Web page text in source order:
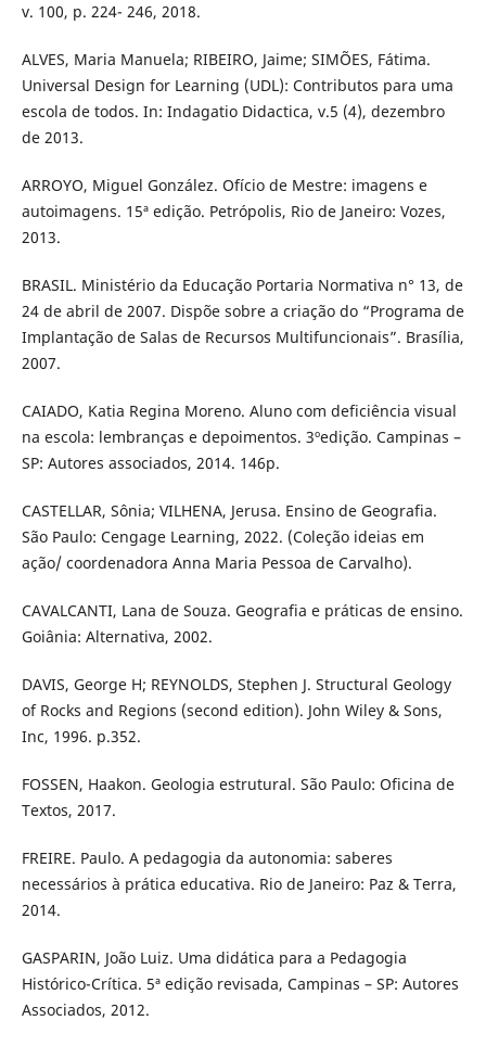
v. 100, p. 224- 246, 2018.
ALVES, Maria Manuela; RIBEIRO, Jaime; SIMÕES, Fátima.
Universal Design for Learning (UDL): Contributos para uma
escola de todos. In: Indagatio Didactica, v.5 (4), dezembro
de 2013.
ARROYO, Miguel González. Ofício de Mestre: imagens e
autoimagens. 15ª edição. Petrópolis, Rio de Janeiro: Vozes,
2013.
BRASIL. Ministério da Educação Portaria Normativa n° 13, de
24 de abril de 2007. Dispõe sobre a criação do “Programa de
Implantação de Salas de Recursos Multifuncionais”. Brasília,
2007.
CAIADO, Katia Regina Moreno. Aluno com deficiência visual
na escola: lembranças e depoimentos. 3ºedição. Campinas –
SP: Autores associados, 2014. 146p.
CASTELLAR, Sônia; VILHENA, Jerusa. Ensino de Geografia.
São Paulo: Cengage Learning, 2022. (Coleção ideias em
ação/ coordenadora Anna Maria Pessoa de Carvalho).
CAVALCANTI, Lana de Souza. Geografia e práticas de ensino.
Goiânia: Alternativa, 2002.
DAVIS, George H; REYNOLDS, Stephen J. Structural Geology
of Rocks and Regions (second edition). John Wiley & Sons,
Inc, 1996. p.352.
FOSSEN, Haakon. Geologia estrutural. São Paulo: Oficina de
Textos, 2017.
FREIRE. Paulo. A pedagogia da autonomia: saberes
necessários à prática educativa. Rio de Janeiro: Paz & Terra,
2014.
GASPARIN, João Luiz. Uma didática para a Pedagogia
Histórico-Crítica. 5ª edição revisada, Campinas – SP: Autores
Associados, 2012.